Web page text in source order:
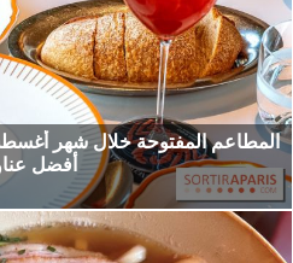
المطاعم المفتوحة خلال شهر
أفضل